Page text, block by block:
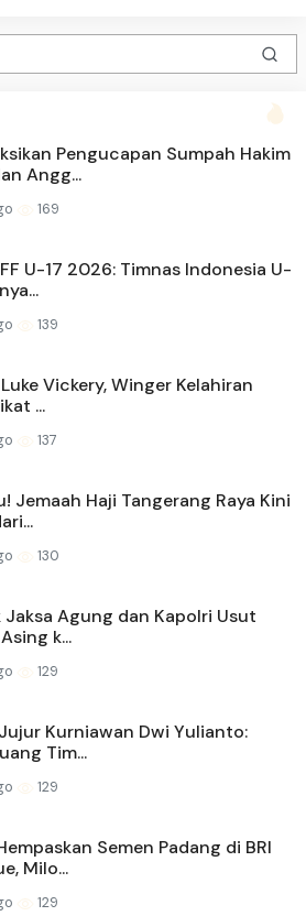
Pengucapan Sumpah Hakim
Angg...
169
U-17 2026: Timnas Indonesia U-
139
Vickery, Winger Kelahiran
...
137
Jemaah Haji Tangerang Raya Kini
130
Jaksa Agung dan Kapolri Usut
k...
129
Kurniawan Dwi Yulianto:
Tim...
129
Semen Padang di BRI
Milo...
129